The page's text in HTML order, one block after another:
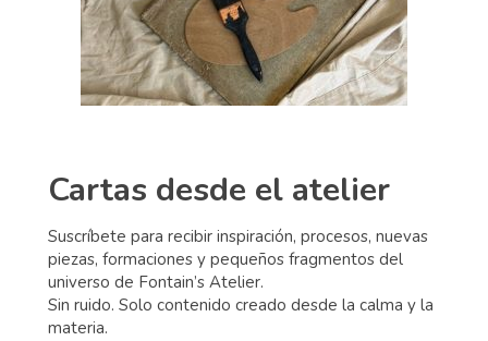
Cartas desde el atelier
Suscríbete para recibir inspiración, procesos, nuevas
piezas, formaciones y pequeños fragmentos del
universo de Fontain’s Atelier.
Sin ruido. Solo contenido creado desde la calma y la
materia.